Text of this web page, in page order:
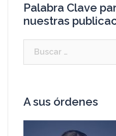
Palabra Clave
nuestras
A sus órdenes